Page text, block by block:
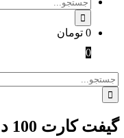
برای:
0 تومان
0
جستجو
برای:
گیفت کارت 100 دلاری ریزر گلد نیوزلند